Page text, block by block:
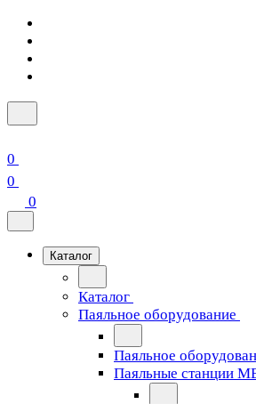
0
0
0
Каталог
Каталог
Паяльное оборудование
Паяльное
Паяльные станции